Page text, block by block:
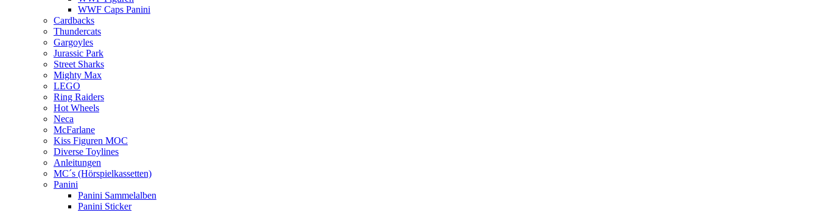
WWF Caps Panini
Cardbacks
Thundercats
Gargoyles
Jurassic Park
Street Sharks
Mighty Max
LEGO
Ring Raiders
Hot Wheels
Neca
McFarlane
Kiss Figuren MOC
Diverse Toylines
Anleitungen
MC´s (Hörspielkassetten)
Panini
Panini Sammelalben
Panini Sticker